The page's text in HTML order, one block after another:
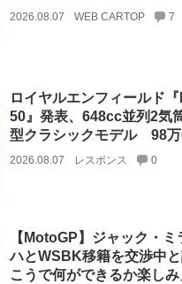
2026.08.07 WEB CARTOP 7
ロイヤルエンフィールド
50』発表、648cc並列2気
型クラシックモデル 98万
2026.08.07 レスポンス 0
【MotoGP】ジャック・ミ
ハとWSBK移籍を交渉中
こうで何ができるか楽し